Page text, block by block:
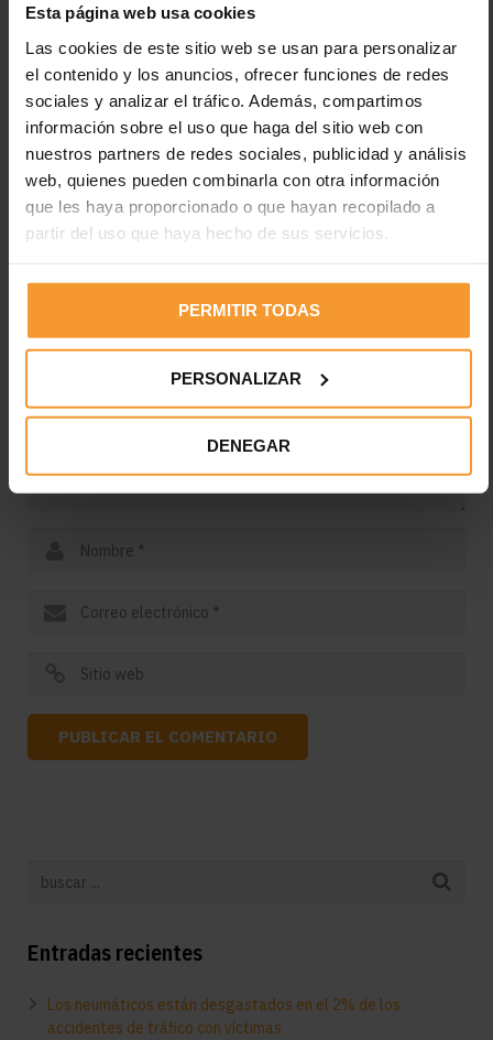
Esta página web usa cookies
Las cookies de este sitio web se usan para personalizar
el contenido y los anuncios, ofrecer funciones de redes
sociales y analizar el tráfico. Además, compartimos
información sobre el uso que haga del sitio web con
nuestros partners de redes sociales, publicidad y análisis
web, quienes pueden combinarla con otra información
que les haya proporcionado o que hayan recopilado a
partir del uso que haya hecho de sus servicios.
PERMITIR TODAS
PERSONALIZAR
DENEGAR
Reynasa
Deja una respuesta
Tu dirección de correo electrónico no será publicada.
campos obligatorios están marcados con*
Entradas recientes
Los neumáticos están desgastados en el 2% de los
accidentes de tráfico con víctimas